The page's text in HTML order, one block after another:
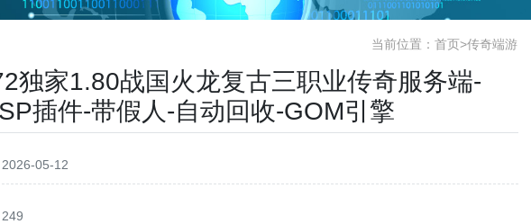
当前位置： 首页>传奇端游
独家1.80战国火龙复古三职业传奇服务端-
插件-带假人-自动回收-GOM引擎
2026-05-12